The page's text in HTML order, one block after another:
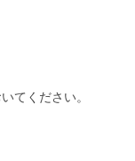
てください。